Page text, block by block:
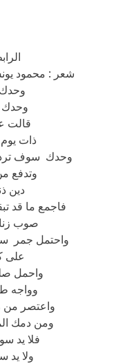
شعر : محمود
قالت
ذات
وحدك سوف ترد
وتدفع
دين
فاجمع ما قد
صوب
واحتمل جمر
على
واحمل
وواجه
واعتصر من
ومن دمك
فلا يد
ولا يد